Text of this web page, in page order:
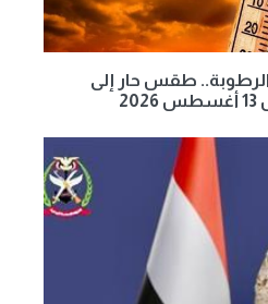
الرطوبة.. طقس حار إلى